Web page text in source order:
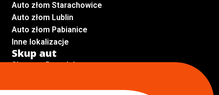
Auto złom Starachowice
Auto złom Lublin
Auto złom Pabianice
Inne lokalizacje
Skup aut
Skup aut Pruszków
Skup aut Piaseczno